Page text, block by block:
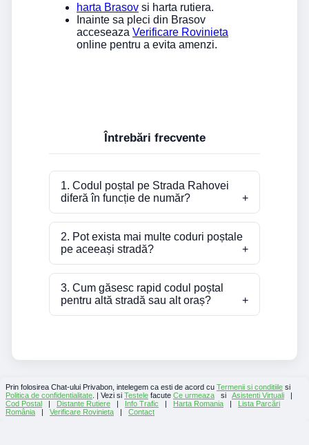
harta Brasov si harta rutiera.
Inainte sa pleci din Brasov
acceseaza Verificare Rovinieta
online pentru a evita amenzi.
Întrebări frecvente
1. Codul poștal pe Strada Rahovei
diferă în funcție de număr?
2. Pot exista mai multe coduri poștale
pe aceeași stradă?
3. Cum găsesc rapid codul poștal
pentru altă stradă sau alt oraș?
Prin folosirea Chat-ului Privabon, intelegem ca esti de acord cu Termenii si conditiile si
Politica de confidentialitate . | Vezi si Testele facute Ce urmeaza si Asistenti Virtuali |
Cod Postal | Distante Rutiere | Info Trafic | Harta Romania | Lista Parcări
România | Verificare Rovinieta | Contact